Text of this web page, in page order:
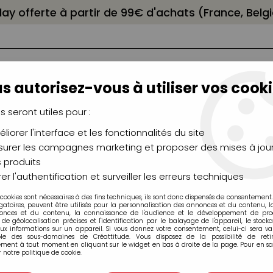
offerte à partir de 99€ d'achats (France,
CHÂSSIS
CHEVALETS
AÉROGRAPHIE
MODÉLISME
MOULAGE
sépia, sanguine... >Crayons Fusain, Carbone et Pierre
Carbone et Pierre Noire
autorisez-vous à utiliser vos
seront utiles pour :
l'interface et les fonctionnalités du site
les campagnes marketing et proposer des mises à
produits
l'authentification et surveiller les erreurs techniques
sont nécessaires à des fins techniques, ils sont donc dispensés de
peuvent être utilisés pour la personnalisation des annonces et du contenu,
et du contenu, la connaissance de l'audience et le développement de
de géolocalisation précises et l'identification par le balayage de l'appareil, le
informations sur un appareil. Si vous donnez votre consentement, celui-ci sera
des sous-domaines de Créattitude. Vous disposez de la possibilité de
à tout moment en cliquant sur le widget en bas à droite de la page. Pour en
notre politique de cookie.